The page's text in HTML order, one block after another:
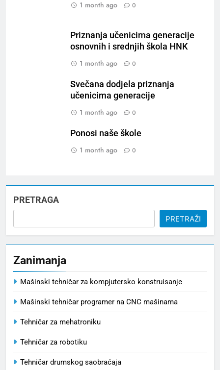
1 month ago 0
Priznanja učenicima generacije
osnovnih i srednjih škola HNK
1 month ago
0
Svečana dodjela priznanja
učenicima generacije
1 month ago
0
Ponosi naše škole
1 month ago
0
PRETRAGA
PRETRAŽI
Zanimanja
Mašinski tehničar za kompjutersko konstruisanje
Mašinski tehničar programer na CNC mašinama
Tehničar za mehatroniku
Tehničar za robotiku
Tehničar drumskog saobraćaja